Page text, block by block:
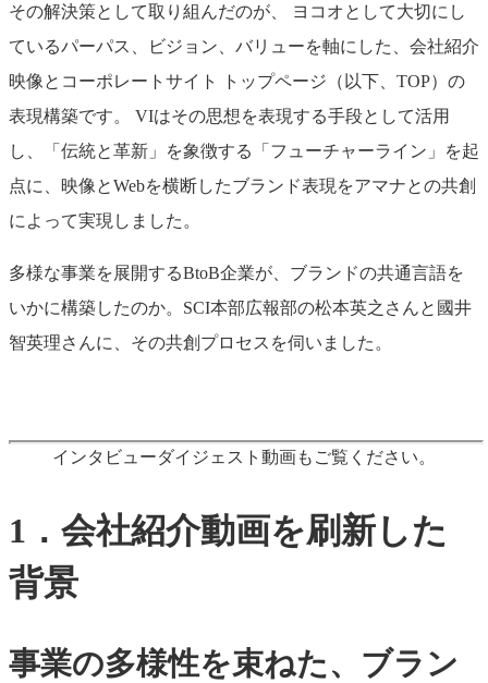
その解決策として取り組んだのが、 ヨコオとして大切にし
ているパーパス、ビジョン、バリューを軸にした、会社紹介
映像とコーポレートサイト トップページ（以下、TOP）の
表現構築です。 VIはその思想を表現する手段として活用
し、「伝統と革新」を象徴する「フューチャーライン」を起
点に、映像とWebを横断したブランド表現をアマナとの共創
によって実現しました。
多様な事業を展開するBtoB企業が、ブランドの共通言語を
いかに構築したのか。SCI本部広報部の松本英之さんと國井
智英理さんに、その共創プロセスを伺いました。
インタビューダイジェスト動画もご覧ください。
1．会社紹介動画を刷新した
背景
事業の多様性を束ねた、ブラン